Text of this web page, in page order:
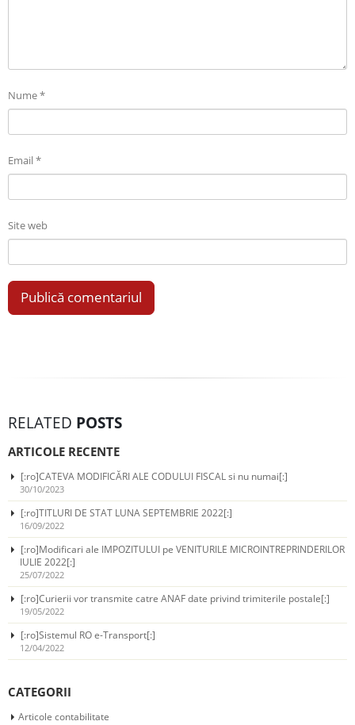
Nume*
Email*
Site web
RELATED POSTS
ARTICOLE RECENTE
[:ro]CATEVA MODIFICĂRI ALE CODULUI FISCAL si nu numai[:]
30/10/2023
[:ro]TITLURI DE STAT LUNA SEPTEMBRIE 2022[:]
16/09/2022
[:ro]Modificari ale IMPOZITULUI pe VENITURILE MICROINTREPRINDERILOR
IULIE 2022[:]
25/07/2022
[:ro]Curierii vor transmite catre ANAF date privind trimiterile postale[:]
19/05/2022
[:ro]Sistemul RO e-Transport[:]
12/04/2022
CATEGORII
Articole contabilitate